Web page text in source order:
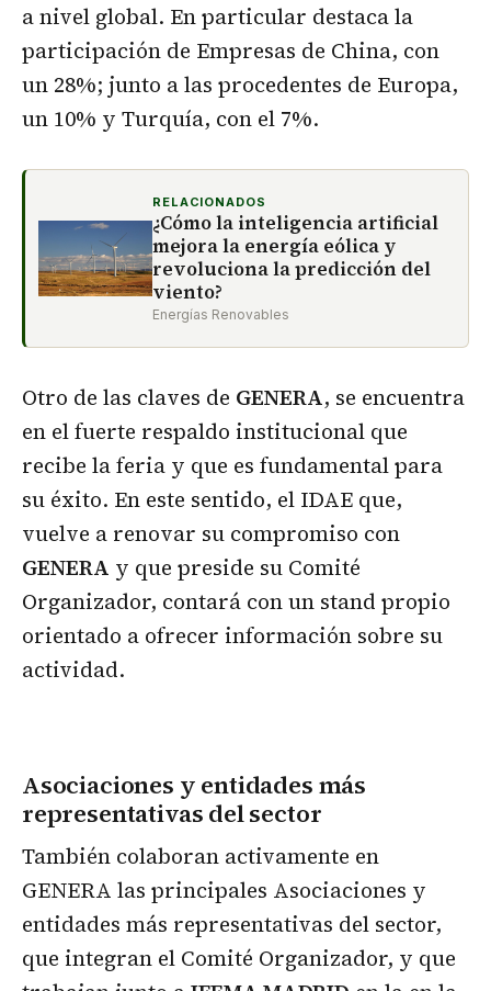
a nivel global. En particular destaca la
participación de Empresas de China, con
un 28%; junto a las procedentes de Europa,
un 10% y Turquía, con el 7%.
RELACIONADOS
¿Cómo la inteligencia artificial
mejora la energía eólica y
revoluciona la predicción del
viento?
Energías Renovables
Otro de las claves de GENERA, se encuentra
en el fuerte respaldo institucional que
recibe la feria y que es fundamental para
su éxito. En este sentido, el IDAE que,
vuelve a renovar su compromiso con
GENERA y que preside su Comité
Organizador, contará con un stand propio
orientado a ofrecer información sobre su
actividad.
Asociaciones y entidades más
representativas del sector
También colaboran activamente en
GENERA las principales Asociaciones y
entidades más representativas del sector,
que integran el Comité Organizador, y que